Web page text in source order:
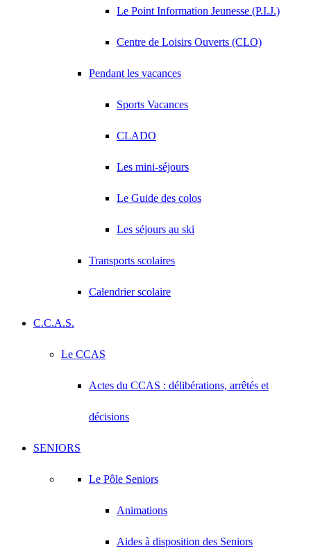
Le Point Information Jeunesse (P.I.J.)
Centre de Loisirs Ouverts (CLO)
Pendant les vacances
Sports Vacances
CLADO
Les mini-séjours
Le Guide des colos
Les séjours au ski
Transports scolaires
Calendrier scolaire
C.C.A.S.
Le CCAS
Actes du CCAS : délibérations, arrêtés et
décisions
SENIORS
Le Pôle Seniors
Animations
Aides à disposition des Seniors